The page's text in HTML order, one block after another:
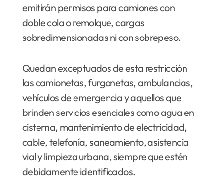
emitirán permisos para camiones con
doble cola o remolque, cargas
sobredimensionadas ni con sobrepeso.
Quedan exceptuados de esta restricción
las camionetas, furgonetas, ambulancias,
vehículos de emergencia y aquellos que
brinden servicios esenciales como agua en
cisterna, mantenimiento de electricidad,
cable, telefonía, saneamiento, asistencia
vial y limpieza urbana, siempre que estén
debidamente identificados.